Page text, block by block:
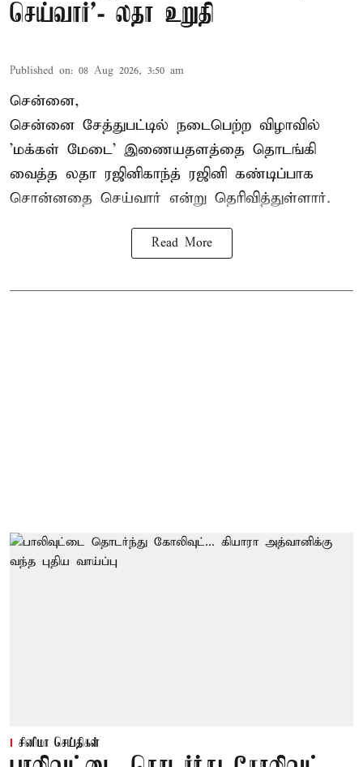
செய்வார்’- லதா உறுதி
Published on: 08 Aug 2026, 3:50 am
சென்னை,
சென்னை சேத்துபட்டில் நடைபெற்ற விழாவில்
'மக்கள் மேடை' இணையதளத்தை தொடங்கி
வைத்த லதா ரஜினிகாந்த் ரஜினி கண்டிப்பாக
சொன்னதை செய்வார் என்று தெரிவித்துள்ளார்.
Read More
சினிமா செய்திகள்